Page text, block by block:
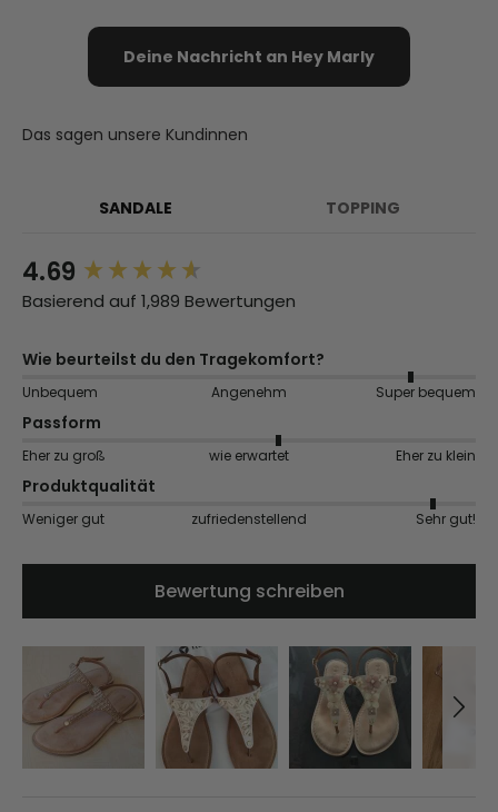
Deine Nachricht an Hey Marly
Das sagen unsere Kundinnen
SANDALE TOPPING
4.69
Basierend auf 1,989 Bewertungen
Wie beurteilst du den Tragekomfort?
Unbequem Angenehm Super bequem
Passform
Eher zu groß wie erwartet Eher zu klein
Produktqualität
Weniger gut zufriedenstellend Sehr gut!
Bewertung schreiben
New content loaded